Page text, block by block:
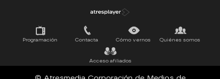
Programación Contacta Cómo vernos Quiénes somos
Acceso afiliados